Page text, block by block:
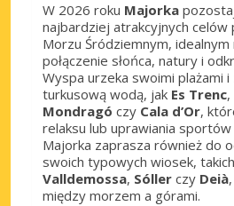
W 2026 roku Majorka
najbardziej atrakcyjnych celów
Morzu Śródziemnym, idealnym
połączenie słońca, natury i
Wyspa urzeka swoimi plażami
turkusową wodą, jak Es Trenc,
Mondragó czy Cala d’Or,
relaksu lub uprawiania sportów
Majorka zaprasza również do
swoich typowych wiosek,
Valldemossa, Sóller czy Deià
między morzem a górami.